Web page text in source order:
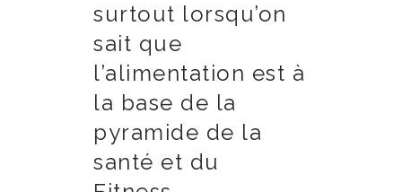
surtout lorsqu’on
sait que
l’alimentation est à
la base de la
pyramide de la
santé et du